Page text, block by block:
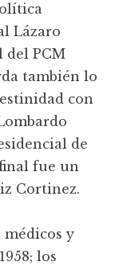
Lázaro
del PCM
también lo
con
de
fue un
Cortinez.
médicos y
los